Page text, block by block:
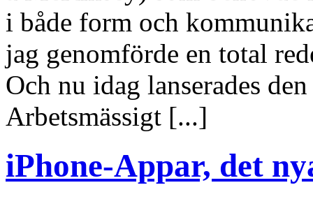
i både form och
jag genomförde en total
Och nu idag lanserades
Arbetsmässigt [...]
iPhone-Appar, det